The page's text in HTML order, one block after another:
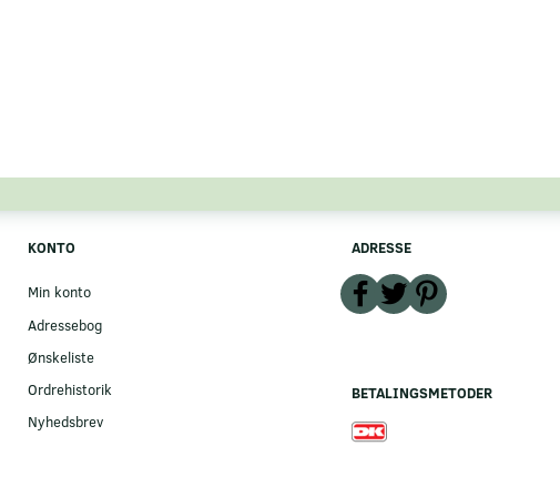
KONTO
Min konto
Adressebog
Ønskeliste
Ordrehistorik
Nyhedsbrev
ADRESSE
BETALINGSMETODER